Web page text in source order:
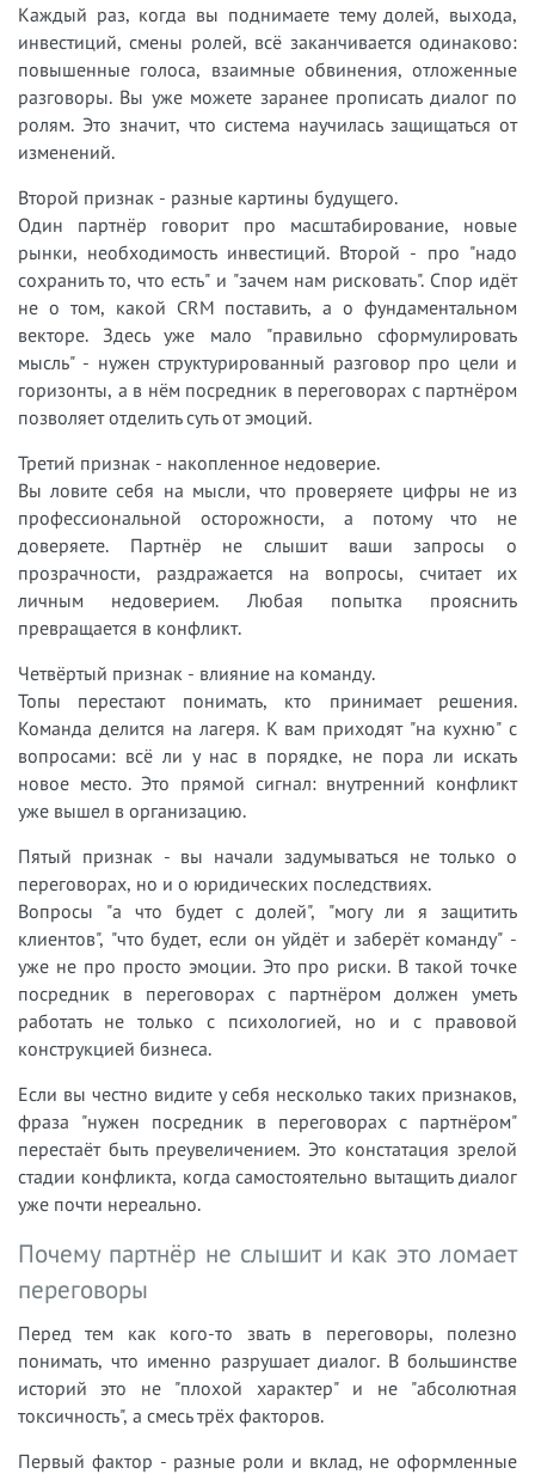
Каждый раз, когда вы поднимаете тему долей, выхода,
инвестиций, смены ролей, всё заканчивается одинаково:
повышенные голоса, взаимные обвинения, отложенные
разговоры. Вы уже можете заранее прописать диалог по
ролям. Это значит, что система научилась защищаться от
изменений.
Второй признак - разные картины будущего.
Один партнёр говорит про масштабирование, новые
рынки, необходимость инвестиций. Второй - про "надо
сохранить то, что есть" и "зачем нам рисковать". Спор идёт
не о том, какой CRM поставить, а о фундаментальном
векторе. Здесь уже мало "правильно сформулировать
мысль" - нужен структурированный разговор про цели и
горизонты, а в нём посредник в переговорах с партнёром
позволяет отделить суть от эмоций.
Третий признак - накопленное недоверие.
Вы ловите себя на мысли, что проверяете цифры не из
профессиональной осторожности, а потому что не
доверяете. Партнёр не слышит ваши запросы о
прозрачности, раздражается на вопросы, считает их
личным недоверием. Любая попытка прояснить
превращается в конфликт.
Четвёртый признак - влияние на команду.
Топы перестают понимать, кто принимает решения.
Команда делится на лагеря. К вам приходят "на кухню" с
вопросами: всё ли у нас в порядке, не пора ли искать
новое место. Это прямой сигнал: внутренний конфликт
уже вышел в организацию.
Пятый признак - вы начали задумываться не только о
переговорах, но и о юридических последствиях.
Вопросы "а что будет с долей", "могу ли я защитить
клиентов", "что будет, если он уйдёт и заберёт команду" -
уже не про просто эмоции. Это про риски. В такой точке
посредник в переговорах с партнёром должен уметь
работать не только с психологией, но и с правовой
конструкцией бизнеса.
Если вы честно видите у себя несколько таких признаков,
фраза "нужен посредник в переговорах с партнёром"
перестаёт быть преувеличением. Это констатация зрелой
стадии конфликта, когда самостоятельно вытащить диалог
уже почти нереально.
Почему партнёр не слышит и как это ломает
переговоры
Перед тем как кого-то звать в переговоры, полезно
понимать, что именно разрушает диалог. В большинстве
историй это не "плохой характер" и не "абсолютная
токсичность", а смесь трёх факторов.
Первый фактор - разные роли и вклад, не оформленные